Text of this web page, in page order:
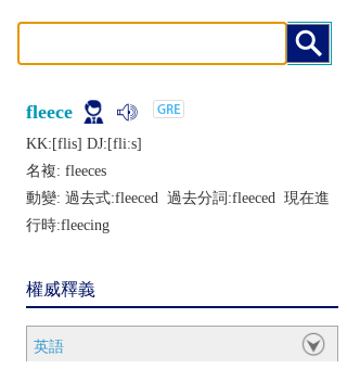
fleece
KK:[flis] DJ:[fliːs]
名複: fleeces
動變: 過去式:fleeced 過去分詞:fleeced 現在進
行時:fleecing
權威釋義
英語